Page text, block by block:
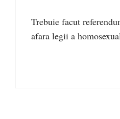
Trebuie facut
afara legii a